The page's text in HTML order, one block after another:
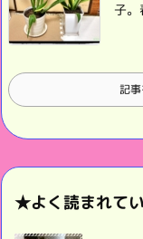
子。
記
★よく読まれて